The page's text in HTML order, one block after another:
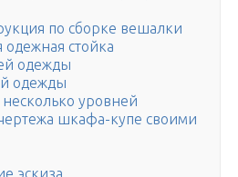
по сборке вешалки
стойка
одежды
одежды
уровней
шкафа-купе своими
эскиза